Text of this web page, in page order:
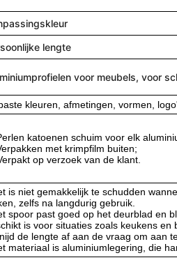
lengte
voor meubels, voor
kleuren, afmetingen, vormen,
katoenen schuim voor elk
met krimpfilm buiten;
op verzoek van de klant.
is niet gemakkelijk te schudden
zelfs na langdurig gebruik.
spoor past goed op het deurblad en
is voor situaties zoals keukens en
de lengte af aan de vraag om aan
materiaal is aluminiumlegering, die